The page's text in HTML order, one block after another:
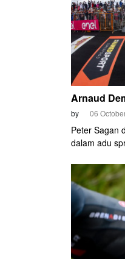
Arnaud
by 06
Peter Sagan
dalam adu